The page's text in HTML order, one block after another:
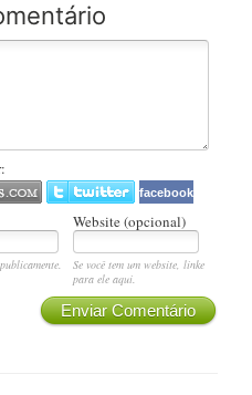
facebook
Website (opcional)
Se você tem um website, linke
para ele aqui.
Enviar Comentário